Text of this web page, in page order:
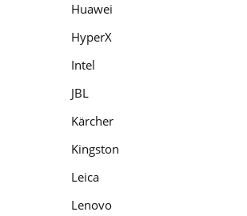
Huawei
HyperX
Intel
JBL
Kärcher
Kingston
Leica
Lenovo